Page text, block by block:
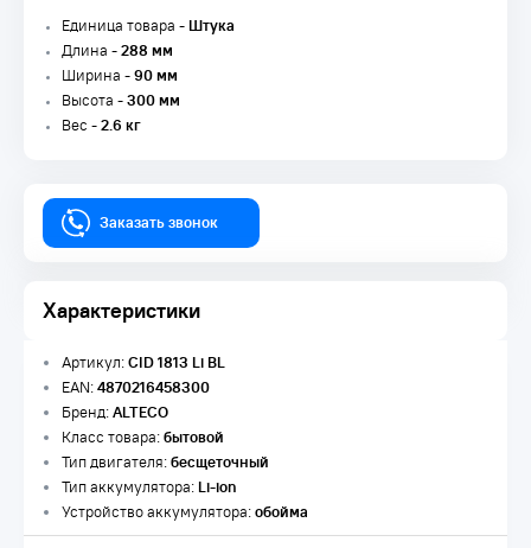
Единица товара -Штука
Длина -288 мм
Ширина -90 мм
Высота -300 мм
Вес -2.6 кг
Заказать звонок
Характеристики
Артикул:CID 1813 Li BL
EAN:4870216458300
Бренд:ALTECO
Класс товара:бытовой
Тип двигателя:бесщеточный
Тип аккумулятора:Li-ion
Устройство аккумулятора:обойма